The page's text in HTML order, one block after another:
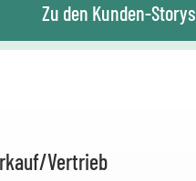
Zu den Kunden-Storys
Vertrieb